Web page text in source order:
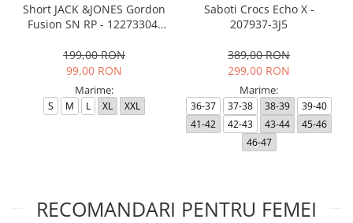
Short JACK &JONES Gordon
Fusion SN RP - 12273304-
199,00 RON
99,00 RON
Marime:
S M L XL XXL
Saboti Crocs Echo X -
207937-3J5
389,00 RON
299,00 RON
Marime:
36-37 37-38 38-39
39-40
41-42
42-43 43-44
45-46
46-47
RECOMANDARI PENTRU FEMEI